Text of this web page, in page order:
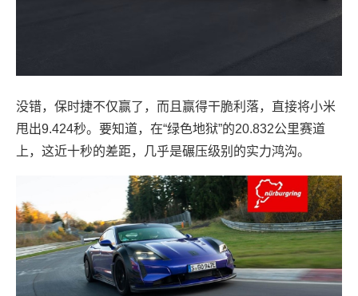
没错，保时捷不仅赢了，而且赢得干脆利落，直接将小米
甩出9.424秒。要知道，在“绿色地狱”的20.832公里赛道
上，这近十秒的差距，几乎是碾压级别的实力鸿沟。